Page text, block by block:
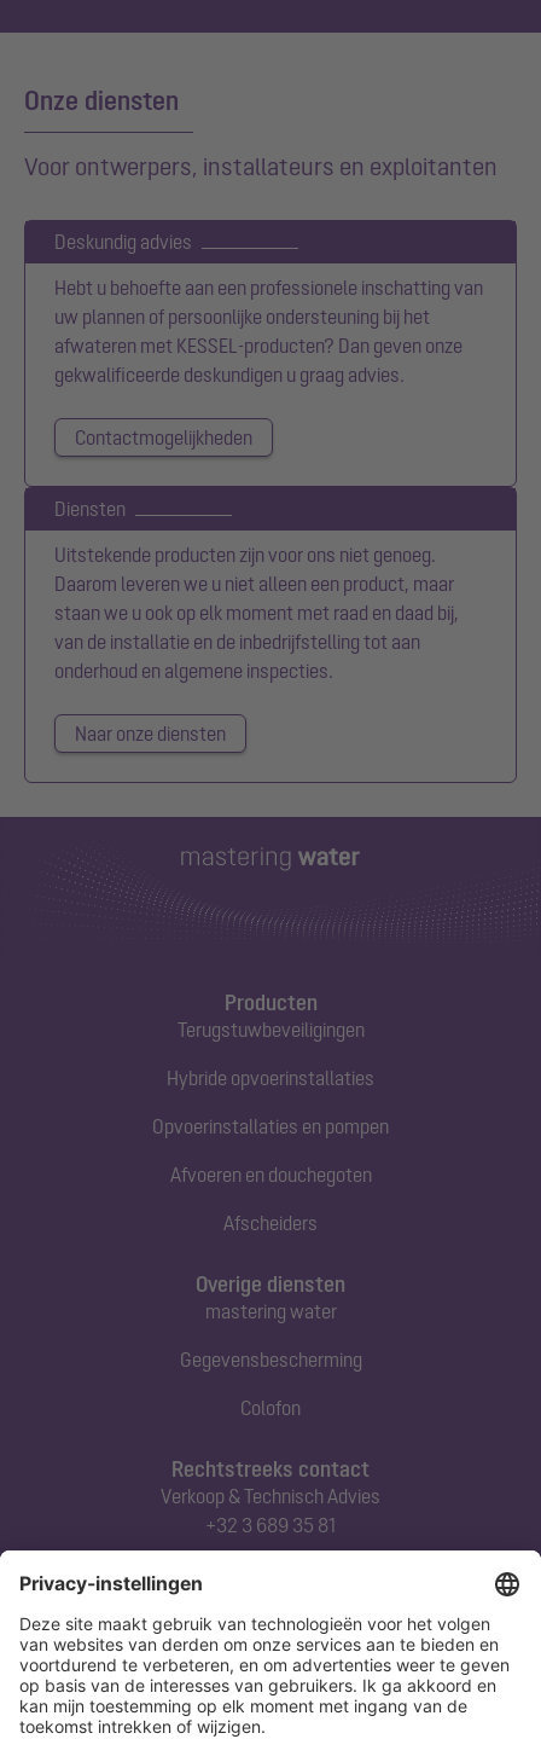
Onze diensten
Voor ontwerpers, installateurs en exploitanten
Deskundig advies
Hebt u behoefte aan een professionele inschatting van
uw plannen of persoonlijke ondersteuning bij het
afwateren met KESSEL-producten? Dan geven onze
gekwalificeerde deskundigen u graag advies.
Contactmogelijkheden
Diensten
Uitstekende producten zijn voor ons niet genoeg.
Daarom leveren we u niet alleen een product, maar
staan we u ook op elk moment met raad en daad bij,
van de installatie en de inbedrijfstelling tot aan
onderhoud en algemene inspecties.
Naar onze diensten
Producten
Terugstuwbeveiligingen
Hybride opvoerinstallaties
Opvoerinstallaties en pompen
Afvoeren en douchegoten
Afscheiders
Rechtstreeks contact
Verkoop & Technisch Advies
+32 3 689 35 81
Abonneert u zich op onze nieuwsbrief
Nu aanmelden
Overige diensten
mastering water
Gegevensbescherming
Colofon